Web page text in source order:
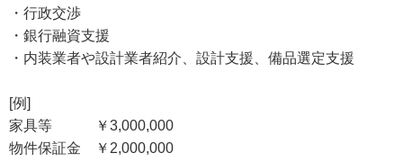
・行政交渉
・銀行融資支援
・内装業者や設計業者紹介、設計支援、備品選定支援
[例]
家具等 ￥3,000,000
物件保証金 ￥2,000,000